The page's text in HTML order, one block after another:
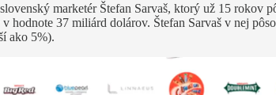
marketér Štefan Sarvaš, ktorý už 15
hodnote 37 miliárd dolárov. Štefan Sarvaš v nej
ako 5%).